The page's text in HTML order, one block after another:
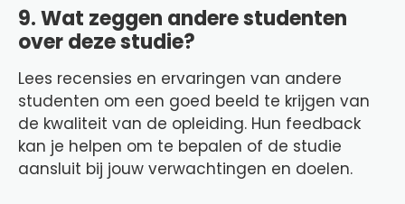
9. Wat zeggen andere studenten
over deze studie?
Lees recensies en ervaringen van andere
studenten om een goed beeld te krijgen van
de kwaliteit van de opleiding. Hun feedback
kan je helpen om te bepalen of de studie
aansluit bij jouw verwachtingen en doelen.